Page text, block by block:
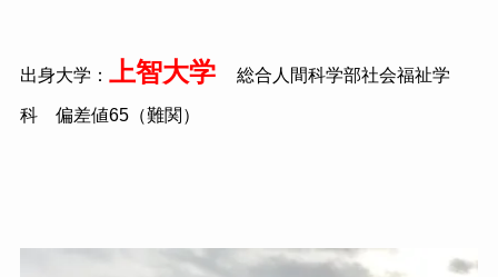
出身大学： 上智大学 総合人間科学部社会福祉学
科 偏差値65（難関）